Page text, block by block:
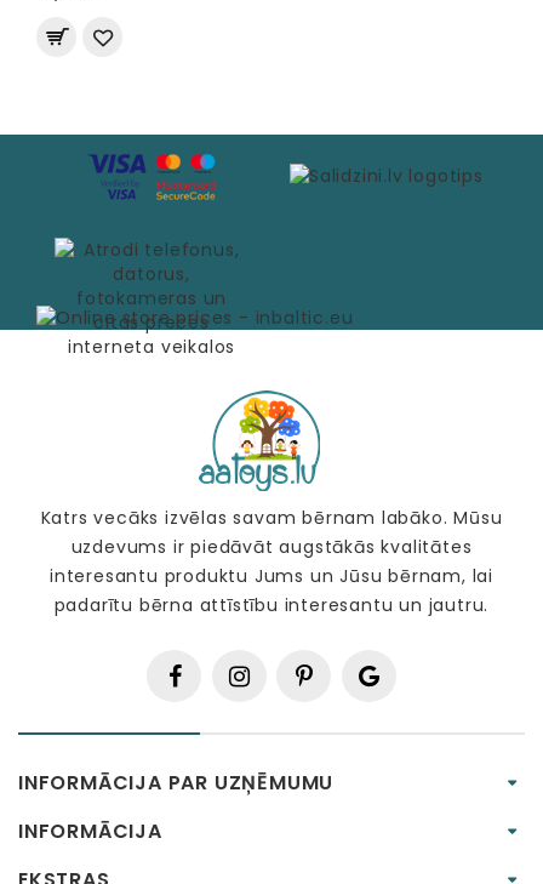
Katrs vecāks izvēlas savam bērnam labāko. Mūsu
uzdevums ir piedāvāt augstākās kvalitātes
interesantu produktu Jums un Jūsu bērnam, lai
padarītu bērna attīstību interesantu un jautru.
INFORMĀCIJA PAR UZŅĒMUMU
INFORMĀCIJA